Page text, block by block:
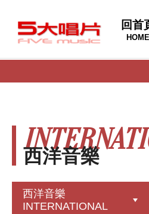
回首
HOME
西洋音樂
西洋音樂
INTERNATIONAL